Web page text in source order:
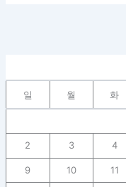
일 월 화
2 3 4
9 10 11